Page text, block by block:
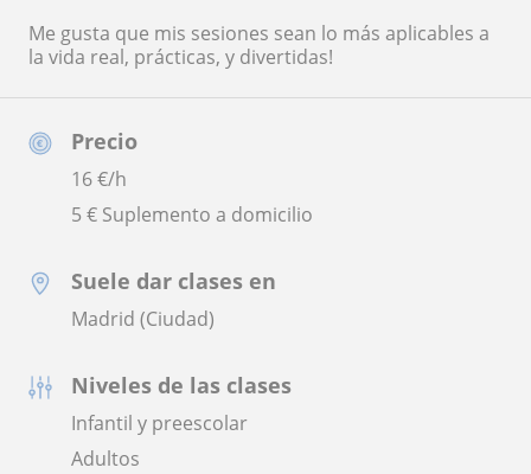
Precio
16€/h
5 € Suplemento a domicilio
Suele dar clases en
Madrid (Ciudad)
Niveles de las clases
Infantil y preescolar
Adultos
Me gusta que mis sesiones sean lo más aplicables a
la vida real, prácticas, y divertidas!